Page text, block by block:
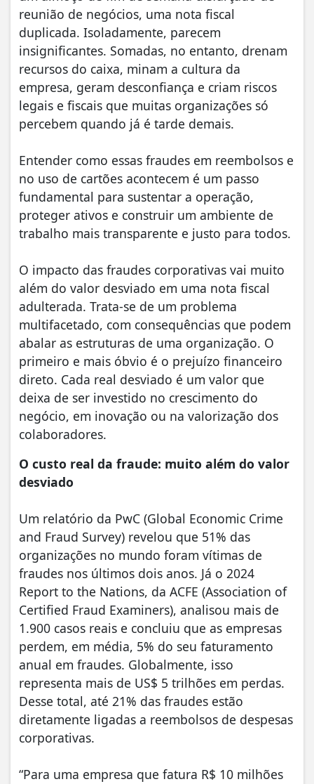
reunião de negócios, uma nota fiscal
duplicada. Isoladamente, parecem
insignificantes. Somadas, no entanto, drenam
recursos do caixa, minam a cultura da
empresa, geram desconfiança e criam riscos
legais e fiscais que muitas organizações só
percebem quando já é tarde demais.
Entender como essas fraudes em reembolsos e
no uso de cartões acontecem é um passo
fundamental para sustentar a operação,
proteger ativos e construir um ambiente de
trabalho mais transparente e justo para todos.
O impacto das fraudes corporativas vai muito
além do valor desviado em uma nota fiscal
adulterada. Trata-se de um problema
multifacetado, com consequências que podem
abalar as estruturas de uma organização. O
primeiro e mais óbvio é o prejuízo financeiro
direto. Cada real desviado é um valor que
deixa de ser investido no crescimento do
negócio, em inovação ou na valorização dos
colaboradores.
O custo real da fraude: muito além do valor
desviado
Um relatório da PwC (Global Economic Crime
and Fraud Survey) revelou que 51% das
organizações no mundo foram vítimas de
fraudes nos últimos dois anos. Já o 2024
Report to the Nations, da ACFE (Association of
Certified Fraud Examiners), analisou mais de
1.900 casos reais e concluiu que as empresas
perdem, em média, 5% do seu faturamento
anual em fraudes. Globalmente, isso
representa mais de US$ 5 trilhões em perdas.
Desse total, até 21% das fraudes estão
diretamente ligadas a reembolsos de despesas
corporativas.
“Para uma empresa que fatura R$ 10 milhões